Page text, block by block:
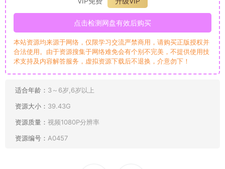
点击检测网盘有效后购买
本站资源均来源于网络，仅限学习交流严禁商用，请购买正版授权并
合法使用。由于资源搜集于网络难免会有个别不完美，不提供使用技
术支持及内容解答服务，虚拟资源下载后不退换，介意勿下！
适合年龄： 3～6岁,6岁以上
资源大小： 39.43G
资源质量： 视频1080P分辨率
资源编号： A0457